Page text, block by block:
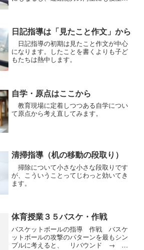
日記指導は「見たこと作文」から
日記指導の初期は見たこと作文が中心
になります。したことを書くよりも子ど
もたちは熱中します。
自学・原点はここから
教育現場に定着しつつある自学につい
て原点から考え直してみます。
清掃指導（机の移動の段取り）
掃除について小さな小さな段取りです
が、こういうことってじわっと効いてき
ます。
体育授業３５バスケ・作戦
バスケットボールの指導 作戦 バスケ
ットボールの攻撃のパターンを最もシン
プルに考えると、 リバウンド → パ